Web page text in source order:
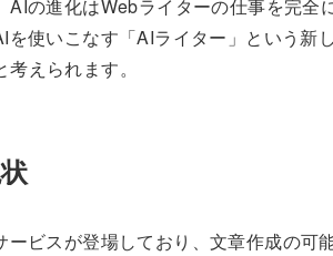
AIの進化はWebライターの仕事を完全
を使いこなす「AIライター」という新
えられます。
ービスが登場しており、文章作成の可